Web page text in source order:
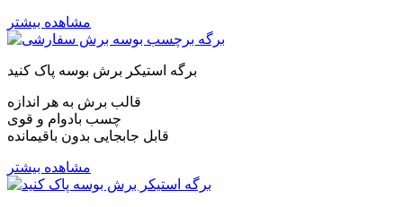
مشاهده بیشتر
برگه استیکر برش بوسه پاک کنید
قالب برش به هر اندازه
چسب بادوام و قوی
قابل جابجایی بدون باقیمانده
مشاهده بیشتر